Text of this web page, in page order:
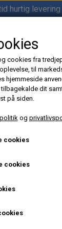
hurtig levering
Hjem
dieselfyr
Strøm
Sol
cookies fra
til
hjemmeside
dit
på siden.
og
cookies
cookies